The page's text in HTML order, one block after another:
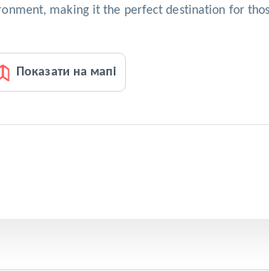
making it the perfect destination for
Показати на мапі